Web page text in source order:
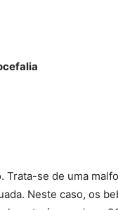
Trata-se de uma
Neste caso, os